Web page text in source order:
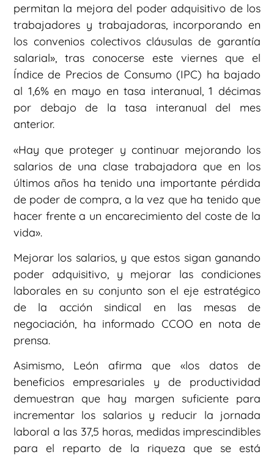
permitan la mejora del poder adquisitivo de los
trabajadores y trabajadoras, incorporando en
los convenios colectivos cláusulas de garantía
salarial», tras conocerse este viernes que el
Índice de Precios de Consumo (IPC) ha bajado
al 1,6% en mayo en tasa interanual, 1 décimas
por debajo de la tasa interanual del mes
anterior.
«Hay que proteger y continuar mejorando los
salarios de una clase trabajadora que en los
últimos años ha tenido una importante pérdida
de poder de compra, a la vez que ha tenido que
hacer frente a un encarecimiento del coste de la
vida».
Mejorar los salarios, y que estos sigan ganando
poder adquisitivo, y mejorar las condiciones
laborales en su conjunto son el eje estratégico
de la acción sindical en las mesas de
negociación, ha informado CCOO en nota de
prensa.
Asimismo, León afirma que «los datos de
beneficios empresariales y de productividad
demuestran que hay margen suficiente para
incrementar los salarios y reducir la jornada
laboral a las 37,5 horas, medidas imprescindibles
para el reparto de la riqueza que se está